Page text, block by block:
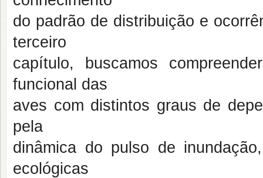
do padrão de distribuição e
terceiro
capítulo, buscamos
funcional das
aves com distintos graus de
pela
dinâmica do pulso de
ecológicas